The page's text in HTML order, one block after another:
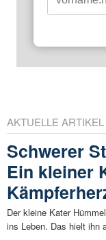
AKTUELLE
Schwerer
Ein kleiner
Der kleine Kater
ins Leben. Das hielt ihn